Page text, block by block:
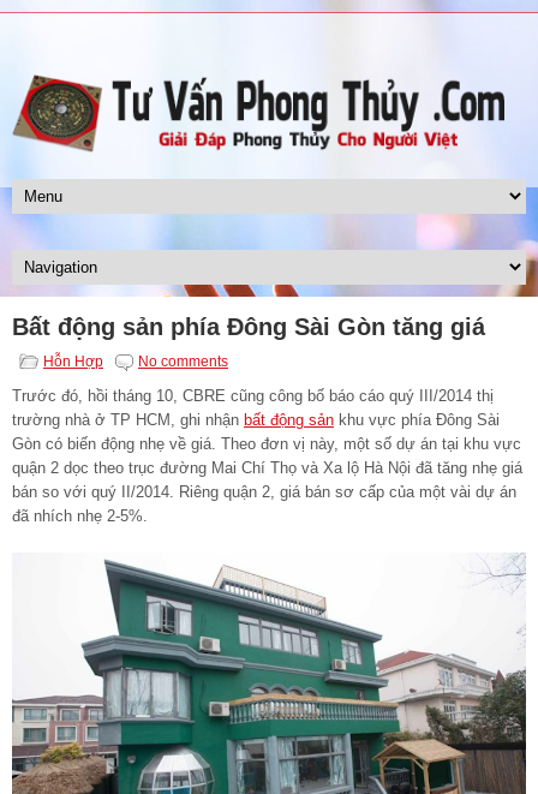
Bất động sản phía Đông Sài Gòn tăng giá
Hỗn Hợp No comments
Trước đó, hồi tháng 10, CBRE cũng công bố báo cáo quý III/2014 thị
trường nhà ở TP HCM, ghi nhận bất động sản khu vực phía Đông Sài
Gòn có biến động nhẹ về giá. Theo đơn vị này, một số dự án tại khu vực
quận 2 dọc theo trục đường Mai Chí Thọ và Xa lộ Hà Nội đã tăng nhẹ giá
bán so với quý II/2014. Riêng quận 2, giá bán sơ cấp của một vài dự án
đã nhích nhẹ 2-5%.